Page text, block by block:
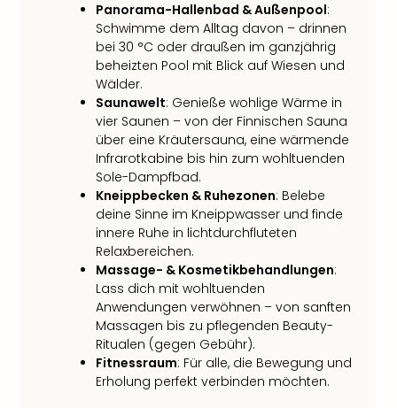
Panorama-Hallenbad & Außenpool:
Schwimme dem Alltag davon – drinnen
bei 30 °C oder draußen im ganzjährig
beheizten Pool mit Blick auf Wiesen und
Wälder.
Saunawelt: Genieße wohlige Wärme in
vier Saunen – von der Finnischen Sauna
über eine Kräutersauna, eine wärmende
Infrarotkabine bis hin zum wohltuenden
Sole-Dampfbad.
Kneippbecken & Ruhezonen: Belebe
deine Sinne im Kneippwasser und finde
innere Ruhe in lichtdurchfluteten
Relaxbereichen.
Massage- & Kosmetikbehandlungen:
Lass dich mit wohltuenden
Anwendungen verwöhnen – von sanften
Massagen bis zu pflegenden Beauty-
Ritualen (gegen Gebühr).
Fitnessraum: Für alle, die Bewegung und
Erholung perfekt verbinden möchten.